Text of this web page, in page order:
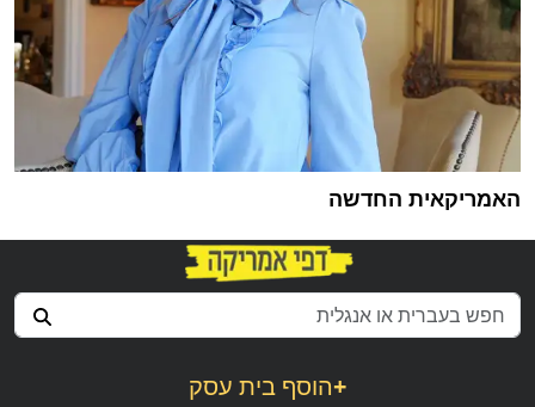
האמריקאית החדשה
הוסף בית עסק+